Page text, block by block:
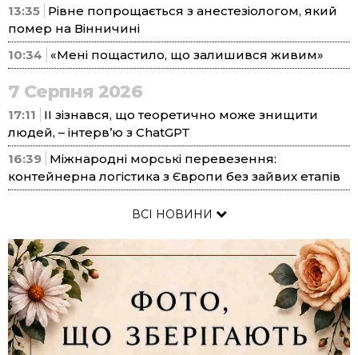
13:35 Рівне попрощається з анестезіологом, який
помер на Вінничині
10:34
«Мені пощастило, що залишився живим»
7 Серпня 2026
17:11
ІІ зізнався, що теоретично може знищити
людей, – інтерв’ю з ChatGPT
16:39 Міжнародні морські перевезення:
контейнерна логістика з Європи без зайвих етапів
ВСІ НОВИНИ